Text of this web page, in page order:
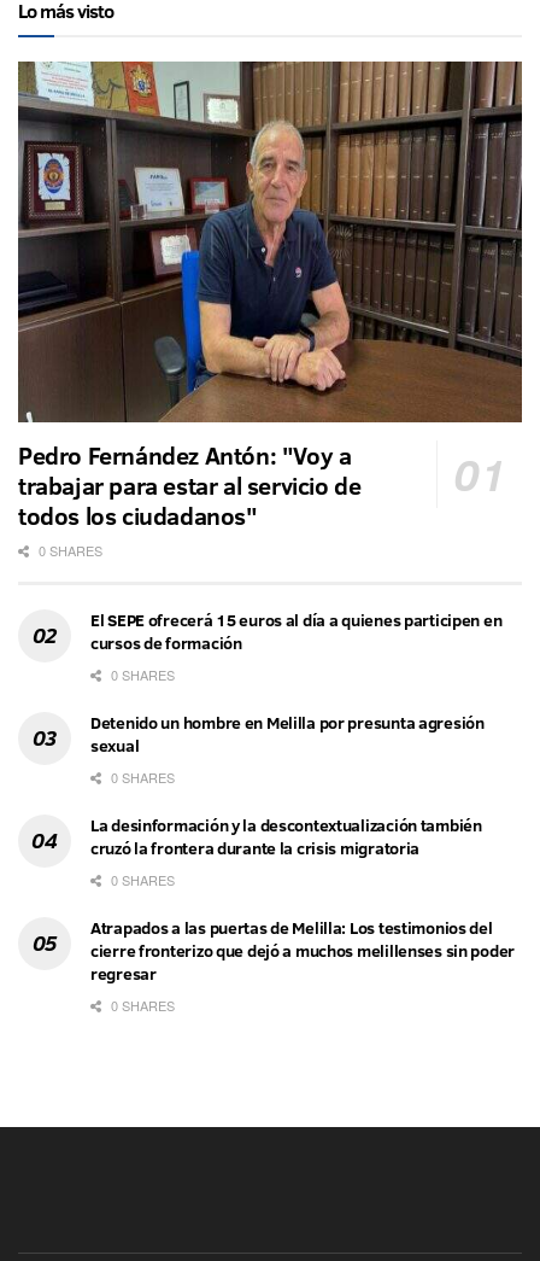
Lo más visto
Pedro Fernández Antón: "Voy a
trabajar para estar al servicio de
todos los ciudadanos"
0 SHARES
El SEPE ofrecerá 15 euros al día a quienes participen en
cursos de formación
0 SHARES
Detenido un hombre en Melilla por presunta agresión
sexual
0 SHARES
La desinformación y la descontextualización también
cruzó la frontera durante la crisis migratoria
0 SHARES
Atrapados a las puertas de Melilla: Los testimonios del
cierre fronterizo que dejó a muchos melillenses sin poder
regresar
0 SHARES